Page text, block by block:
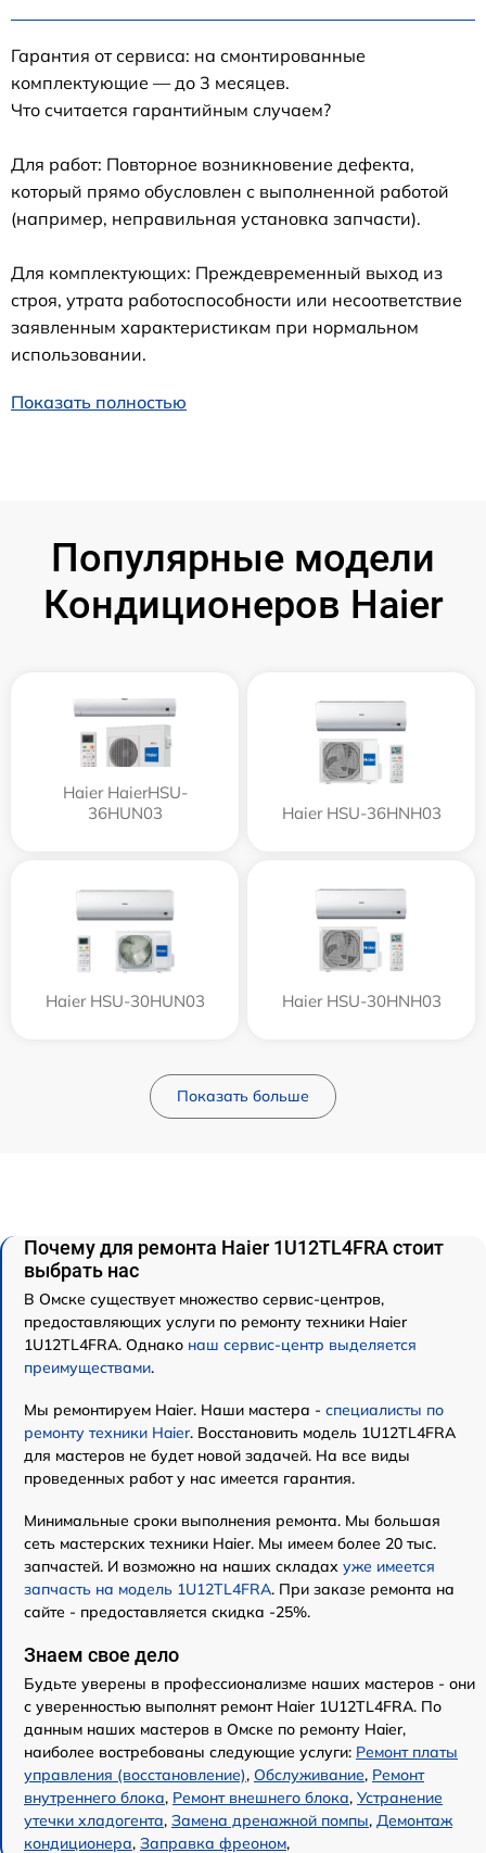
Гарантия от сервиса: на смонтированные
комплектующие — до 3 месяцев.
Что считается гарантийным случаем?
Для работ: Повторное возникновение дефекта,
который прямо обусловлен с выполненной работой
(например, неправильная установка запчасти).
Для комплектующих: Преждевременный выход из
строя, утрата работоспособности или несоответствие
заявленным характеристикам при нормальном
использовании.
Показать полностью
Популярные модели
Кондиционеров Haier
Haier HaierHSU-
36HUN03
Haier HSU-36HNH03
Haier HSU-30HUN03 Haier HSU-30HNH03
Показать больше
Почему для ремонта Haier 1U12TL4FRA стоит
выбрать нас
В Омске существует множество сервис-центров,
предоставляющих услуги по ремонту техники Haier
1U12TL4FRA. Однако наш сервис-центр выделяется
преимуществами.
Мы ремонтируем Haier. Наши мастера - специалисты по
ремонту техники Haier. Восстановить модель 1U12TL4FRA
для мастеров не будет новой задачей. На все виды
проведенных работ у нас имеется гарантия.
Минимальные сроки выполнения ремонта. Мы большая
сеть мастерских техники Haier. Мы имеем более 20 тыс.
запчастей. И возможно на наших складах уже имеется
запчасть на модель 1U12TL4FRA. При заказе ремонта на
сайте - предоставляется скидка -25%.
Знаем свое дело
Будьте уверены в профессионализме наших мастеров - они
с уверенностью выполнят ремонт Haier 1U12TL4FRA. По
данным наших мастеров в Омске по ремонту Haier,
наиболее востребованы следующие услуги: Ремонт платы
управления (восстановление), Обслуживание, Ремонт
внутреннего блока, Ремонт внешнего блока, Устранение
утечки хладогента, Замена дренажной помпы, Демонтаж
кондиционера, Заправка фреоном,